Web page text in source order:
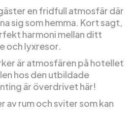
en fridfull atmosfär där
sig som hemma. Kort sagt,
harmoni mellan ditt
och lyxresor.
är atmosfären på hotellet
hos den utbildade
är överdrivet här!
av rum och sviter som kan